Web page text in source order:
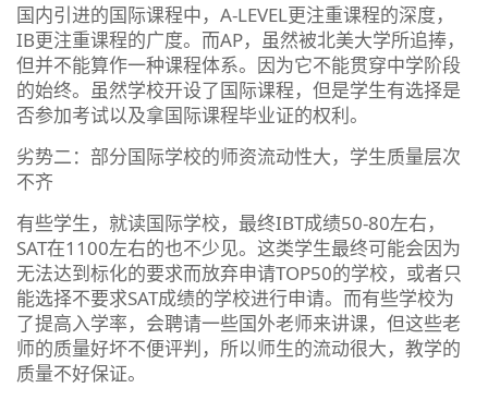
国内引进的国际课程中，A-LEVEL更注重课程的深度，
IB更注重课程的广度。而AP，虽然被北美大学所追捧，
但并不能算作一种课程体系。因为它不能贯穿中学阶段
的始终。虽然学校开设了国际课程，但是学生有选择是
否参加考试以及拿国际课程毕业证的权利。
劣势二：部分国际学校的师资流动性大，学生质量层次
不齐
有些学生，就读国际学校，最终IBT成绩50-80左右，
SAT在1100左右的也不少见。这类学生最终可能会因为
无法达到标化的要求而放弃申请TOP50的学校，或者只
能选择不要求SAT成绩的学校进行申请。而有些学校为
了提高入学率，会聘请一些国外老师来讲课，但这些老
师的质量好坏不便评判，所以师生的流动很大，教学的
质量不好保证。